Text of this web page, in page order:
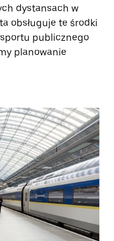
dystansach w
obsługuje te środki
publicznego
planowanie